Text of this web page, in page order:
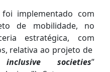
implementado com
de mobilidade, no
estratégica, com
relativa ao projeto de
societies”